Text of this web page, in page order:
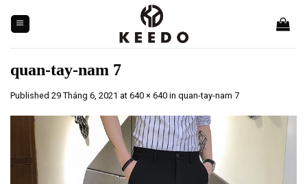
content
quan-tay-nam 7
Published 29 Tháng 6, 2021 at 640 × 640 in quan-tay-nam 7